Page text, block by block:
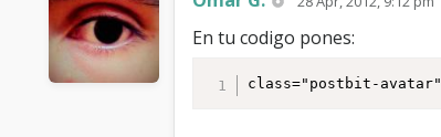
En tu codigo pones:
class="postbit-avatar"